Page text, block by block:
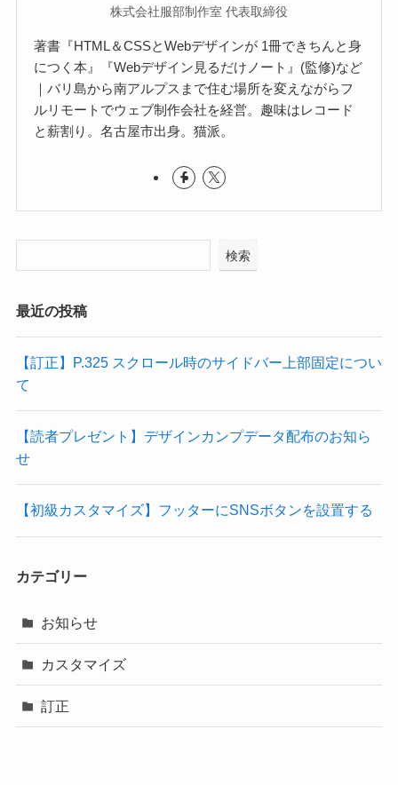
株式会社服部制作室 代表取締役
著書『HTML＆CSSとWebデザインが 1冊できちんと身
につく本』『Webデザイン見るだけノート』(監修)など
｜バリ島から南アルプスまで住む場所を変えながらフ
ルリモートでウェブ制作会社を経営。趣味はレコード
と薪割り。名古屋市出身。猫派。
検索
最近の投稿
【訂正】P.325 スクロール時のサイドバー上部固定につい
て
【読者プレゼント】デザインカンプデータ配布のお知ら
せ
【初級カスタマイズ】フッターにSNSボタンを設置する
カテゴリー
お知らせ
カスタマイズ
訂正